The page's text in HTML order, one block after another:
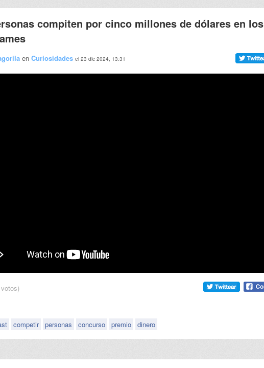
compiten por cinco millones de dólares en los
en Curiosidades el 23 dic 2024, 13:31
competir personas concurso premio dinero